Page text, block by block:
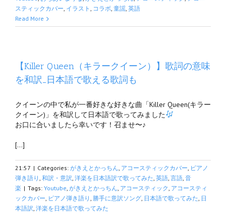
スティックカバー, イラスト , コラボ, 童謡, 英語
Read More
【Killer Queen（キラークイーン）】歌詞の意味
を和訳_日本語で歌える歌詞も
クイーンの中で私が一番好きな好きな曲「Killer Queen(キラー
クイーン)」を和訳して日本語で歌ってみました
お口に合いましたら幸いです！召ませ〜♪
[…]
21:57 | Categories: がきえとかっちん, アコースティックカバー, ピアノ
弾き語り , 和訳・意訳, 洋楽を日本語訳で歌ってみた, 英語, 言語, 音
楽 | Tags: Youtube, がきえとかっちん, アコースティック, アコースティ
ックカバー, ピアノ弾き語り , 勝手に意訳ソング, 日本語で歌ってみた, 日
本語訳, 洋楽を日本語で歌ってみた